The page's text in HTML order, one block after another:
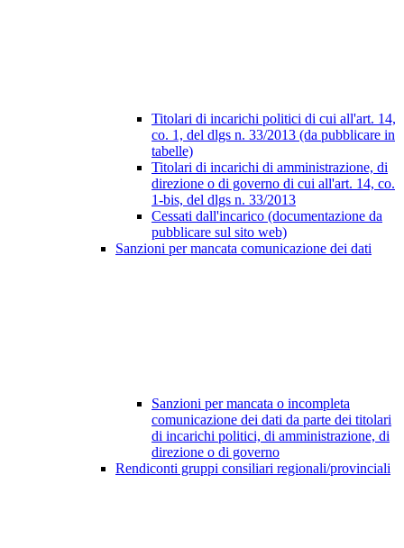
Titolari di incarichi politici di cui all'art. 14,
co. 1, del dlgs n. 33/2013 (da pubblicare in
tabelle)
Titolari di incarichi di amministrazione, di
direzione o di governo di cui all'art. 14, co.
1-bis, del dlgs n. 33/2013
Cessati dall'incarico (documentazione da
pubblicare sul sito web)
Sanzioni per mancata comunicazione dei dati
Sanzioni per mancata o incompleta
comunicazione dei dati da parte dei titolari
di incarichi politici, di amministrazione, di
direzione o di governo
Rendiconti gruppi consiliari regionali/provinciali